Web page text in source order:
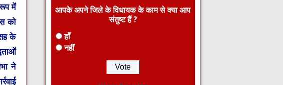
में
को
सह के
ने
आपके अपने जिले के विधायक के काम से क्या आप
संतुष्ट हैं ?
हाँ
नहीं